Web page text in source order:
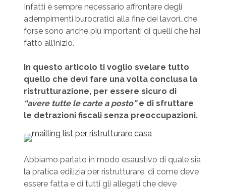
Infatti è sempre necessario affrontare degli
adempimenti burocratici alla fine dei lavori…che
forse sono anche più importanti di quelli che hai
fatto all’inizio.
In questo articolo ti voglio svelare tutto
quello che devi fare una volta conclusa la
ristrutturazione, per essere sicuro di
“avere tutte le carte a posto”e di sfruttare
le detrazioni fiscali senza preoccupazioni.
Abbiamo parlato in modo esaustivo di quale sia
la pratica edilizia per ristrutturare, di come deve
essere fatta e di tutti gli allegati che deve